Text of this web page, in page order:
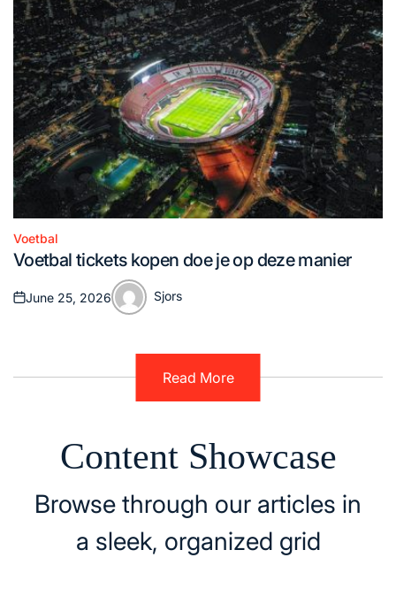
Posted
in
Voetbal
Voetbal tickets kopen doe je op deze manier
Posted
June 25, 2026
Posted
Sjors
Read More
Content Showcase
Browse through our articles in
a sleek, organized grid